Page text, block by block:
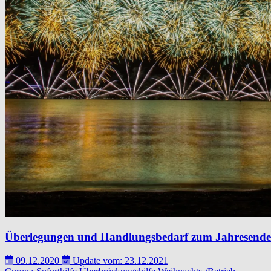
Überlegungen und Handlungsbedarf zum
09.12.2020
Update vom: 23.12.2021